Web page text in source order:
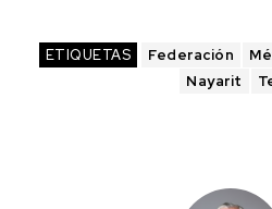
ETIQUETAS Federación
Nayarit